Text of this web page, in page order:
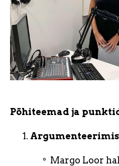
Põhiteemad ja
Margo Loor